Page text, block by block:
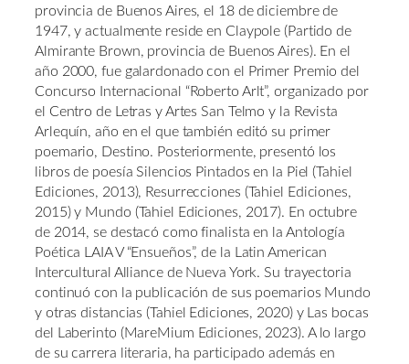
provincia de Buenos Aires, el 18 de diciembre de
1947, y actualmente reside en Claypole (Partido de
Almirante Brown, provincia de Buenos Aires). En el
año 2000, fue galardonado con el Primer Premio del
Concurso Internacional “Roberto Arlt”, organizado por
el Centro de Letras y Artes San Telmo y la Revista
Arlequín, año en el que también editó su primer
poemario, Destino. Posteriormente, presentó los
libros de poesía Silencios Pintados en la Piel (Tahiel
Ediciones, 2013), Resurrecciones (Tahiel Ediciones,
2015) y Mundo (Tahiel Ediciones, 2017). En octubre
de 2014, se destacó como finalista en la Antología
Poética LAIA V “Ensueños”, de la Latin American
Intercultural Alliance de Nueva York. Su trayectoria
continuó con la publicación de sus poemarios Mundo
y otras distancias (Tahiel Ediciones, 2020) y Las bocas
del Laberinto (MareMium Ediciones, 2023). A lo largo
de su carrera literaria, ha participado además en